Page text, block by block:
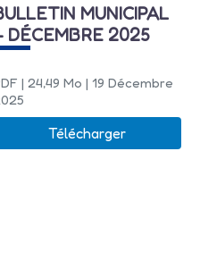
MUNICIPAL
DÉCEMBRE 2025
| 24,49 Mo | 19 Décembre
Télécharger